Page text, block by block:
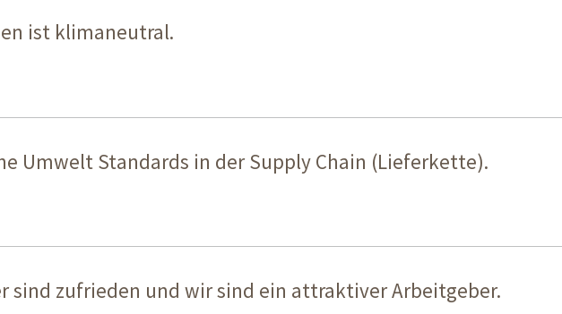
ist klimaneutral.
Umwelt Standards in der Supply Chain (Lieferkette).
sind zufrieden und wir sind ein attraktiver Arbeitgeber.